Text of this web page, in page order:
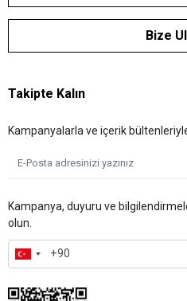
Bize
Takipte Kalın
Kampanyalarla ve içerik
Kampanya, duyuru ve
olun.